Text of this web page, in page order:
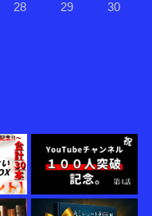
28 29
30